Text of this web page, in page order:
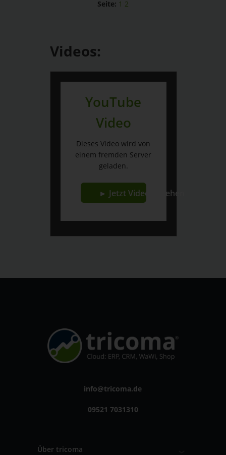
Seite: 1 2
Videos:
YouTube
Video
Dieses Video wird von
einem fremden Server
geladen.
► Jetzt Video ansehen
info@tricoma.de
09521 7031310
Über tricoma